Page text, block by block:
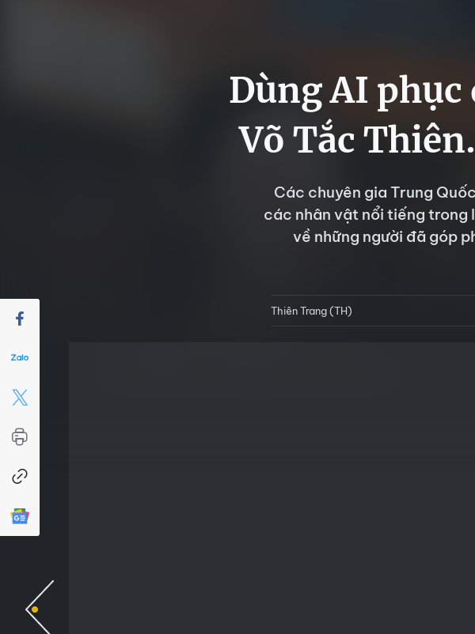
Dùng AI phục
Võ Tắc
Các chuyên gia Trung
các nhân vật nổi tiếng trong
về những người đã góp
Thiên Trang (TH)